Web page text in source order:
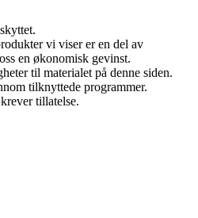
vi viser er en del av
en økonomisk gevinst.
til materialet på denne siden.
tilknyttede programmer.
tillatelse.